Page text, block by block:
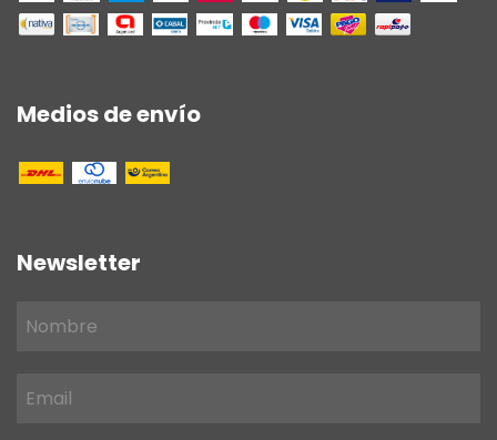
Medios de envío
Newsletter